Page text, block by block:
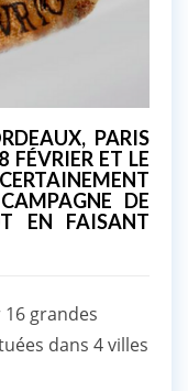
PARIS
FÉVRIER ET LE
DE
EN FAISANT
grandes
dans 4 villes